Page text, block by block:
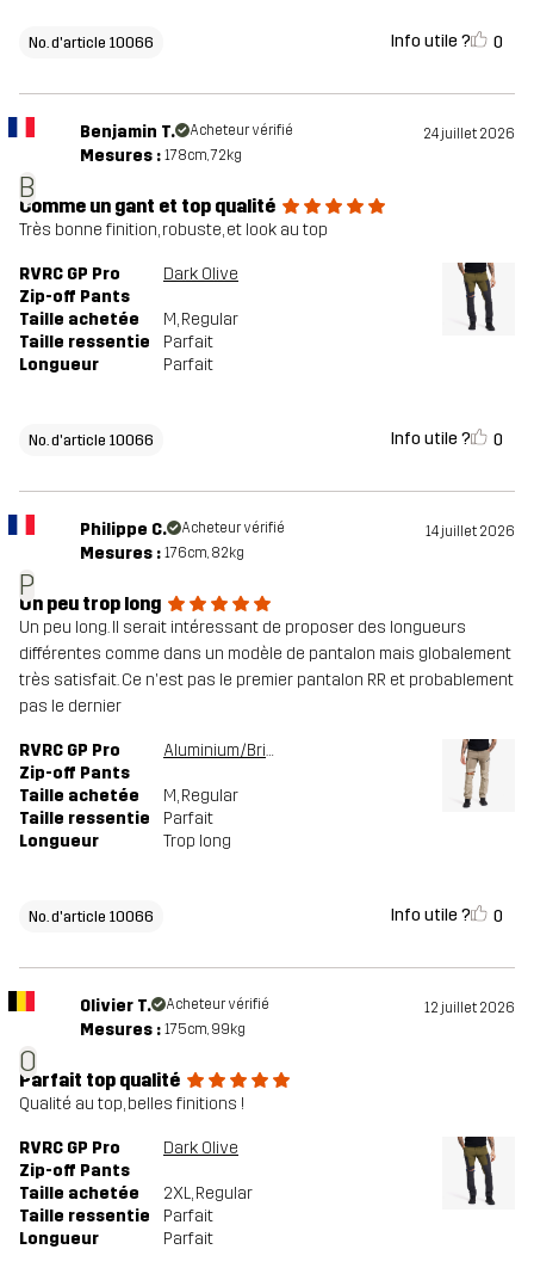
No. d'article 10066 Info utile ? 0
B
Benjamin T. Acheteur vérifié 24 juillet 2026
Mesures : 178cm, 72kg
Comme un gant et top qualité
Très bonne finition, robuste, et look au top
RVRC GP Pro
Zip-off Pants
Dark Olive
Taille achetée M, Regular
Taille ressentie
Parfait
Longueur
Parfait
No. d'article 10066 Info utile ? 0
P
Philippe C. Acheteur vérifié 14 juillet 2026
Mesures : 176cm, 82kg
Un peu trop long
Un peu long. Il serait intéressant de proposer des longueurs
différentes comme dans un modèle de pantalon mais globalement
très satisfait. Ce n'est pas le premier pantalon RR et probablement
pas le dernier
RVRC GP Pro
Zip-off Pants
Aluminium/Brindle
Taille achetée M, Regular
Taille ressentie
Parfait
Longueur
Trop long
No. d'article 10066 Info utile ? 0
O
Olivier T. Acheteur vérifié 12 juillet 2026
Mesures : 175cm, 99kg
Parfait top qualité
Qualité au top, belles finitions !
RVRC GP Pro
Zip-off Pants
Dark Olive
Taille achetée 2XL, Regular
Taille ressentie
Parfait
Longueur
Parfait